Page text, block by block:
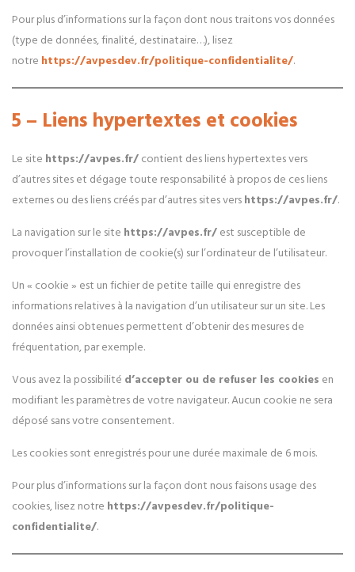
Pour plus d’informations sur la façon dont nous traitons vos données
(type de données, finalité, destinataire…), lisez
notre https://avpesdev.fr/politique-confidentialite/.
5 – Liens hypertextes et cookies
Le site https://avpes.fr/ contient des liens hypertextes vers
d’autres sites et dégage toute responsabilité à propos de ces liens
externes ou des liens créés par d’autres sites vers https://avpes.fr/.
La navigation sur le site https://avpes.fr/ est susceptible de
provoquer l’installation de cookie(s) sur l’ordinateur de l’utilisateur.
Un « cookie » est un fichier de petite taille qui enregistre des
informations relatives à la navigation d’un utilisateur sur un site. Les
données ainsi obtenues permettent d’obtenir des mesures de
fréquentation, par exemple.
Vous avez la possibilité d’accepter ou de refuser les cookies en
modifiant les paramètres de votre navigateur. Aucun cookie ne sera
déposé sans votre consentement.
Les cookies sont enregistrés pour une durée maximale de 6 mois.
Pour plus d’informations sur la façon dont nous faisons usage des
cookies, lisez notre https://avpesdev.fr/politique-
confidentialite/.